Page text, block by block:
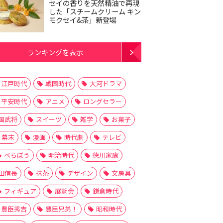
セイの香りを天然精油で再現
した「スチームクリーム キン
モクセイ&茶」新登場
ランキングを表示
江戸時代 戦国時代
大河ドラマ
平安時代
アニメ
ロングセラー
武将
スイーツ 雑学
お菓子
幕末
漫画 時代劇
テレビ
べらぼう
明治時代
徳川家康
信長
抹茶 デザイン
文房具
フィギュア
展覧会
鎌倉時代
豊臣秀吉
豊臣兄弟！
昭和時代